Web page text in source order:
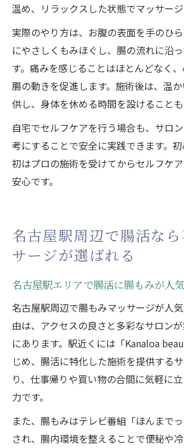
温め、リラックスした状態でマッサージ
実際のやり方は、お腹の表面を手のひ
にやさしくもみほぐし、腸の流れに沿
す。痛みを感じることはほとんどなく
腸の動きを促進します。施術後は、温
供し、身体を休める時間を設けることも
自宅でセルフケアを行う場合も、サロ
考にすることで安全に実践できます。
初はプロの施術を受けてからセルフケ
安心です。
名古屋駅周辺で腸活なら
サージが選ばれる
名古屋駅エリアで腸活に腸もみが人
名古屋駅周辺で腸もみマッサージが人
由は、アクセスの良さと多彩なサロン
にあります。駅近くには「Kanaloa
じめ、腸活に特化した施術を提供する
り、仕事帰りや買い物の合間に気軽に
力です。
また、腸もみはテレビ番組「ほんまで
され、腸内環境を整えることで便秘や